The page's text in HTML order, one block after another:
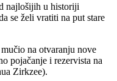
najlošijih u historiji
se želi vratiti na put stare
na otvaranju nove
pojačanje i rezervista na
Zirkzee).